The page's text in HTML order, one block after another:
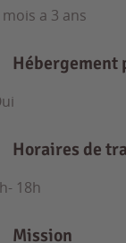
mois a 3 ans
Hébergement
Horaires de
18h
Mission